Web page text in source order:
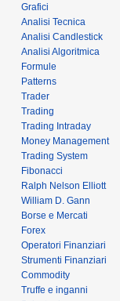
Grafici
Analisi Tecnica
Analisi Candlestick
Analisi Algoritmica
Formule
Patterns
Trader
Trading
Trading Intraday
Money Management
Trading System
Fibonacci
Ralph Nelson Elliott
William D. Gann
Borse e Mercati
Forex
Operatori Finanziari
Strumenti Finanziari
Commodity
Truffe e inganni